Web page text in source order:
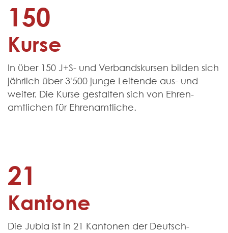
150
Kurse
In über 150 J+S- und Verbands­kursen bilden sich
jährlich über 3'500 junge Leitende aus- und
weiter. Die Kurse gestalten sich von Ehren­
amtlichen für Ehren­amtliche.
21
Kantone
Die Jubla ist in 21 Kantonen der Deutsch­